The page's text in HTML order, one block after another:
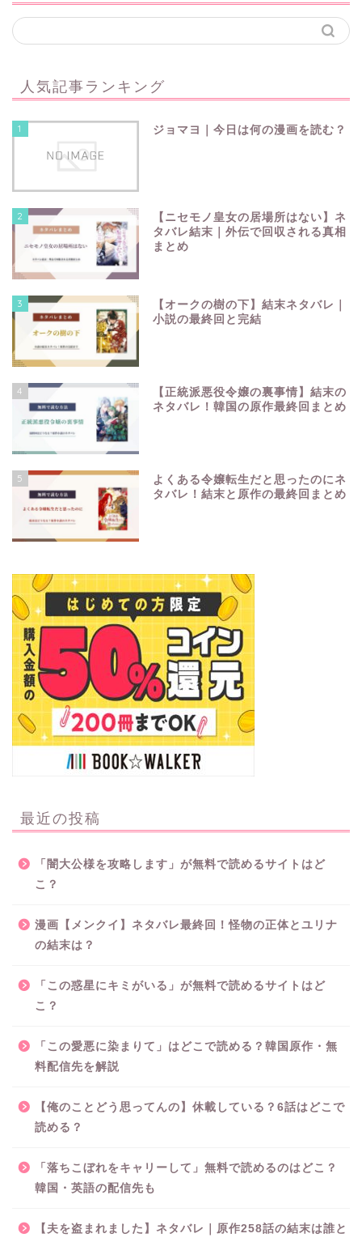
人気記事ランキング
1 ジョマヨ｜今日は何の漫画を読む？
2
【ニセモノ皇女の居場所はない】ネ
タバレ結末｜外伝で回収される真相
まとめ
3
【オークの樹の下】結末ネタバレ｜
小説の最終回と完結
4
【正統派悪役令嬢の裏事情】結末の
ネタバレ！韓国の原作最終回まとめ
5
よくある令嬢転生だと思ったのにネ
タバレ！結末と原作の最終回まとめ
最近の投稿
「闇大公様を攻略します」が無料で読めるサイトはど
こ？
漫画【メンクイ】ネタバレ最終回！怪物の正体とユリナ
の結末は？
「この惑星にキミがいる」が無料で読めるサイトはど
こ？
「この愛悪に染まりて」はどこで読める？韓国原作・無
料配信先を解説
【俺のことどう思ってんの】休載している？6話はどこで
読める？
「落ちこぼれをキャリーして」無料で読めるのはどこ？
韓国・英語の配信先も
【夫を盗まれました】ネタバレ｜原作258話の結末は誰と